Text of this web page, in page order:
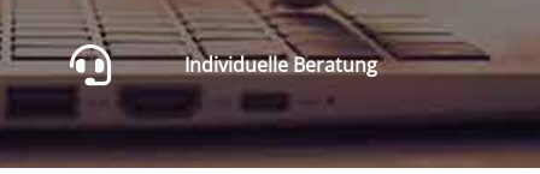
Individuelle Beratung